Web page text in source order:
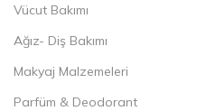
Vücut Bakımı
Ağız- Diş Bakımı
Makyaj Malzemeleri
Parfüm & Deodorant